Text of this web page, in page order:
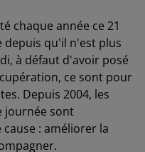
chaque année ce 21
depuis qu'il n'est plus
à défaut d'avoir posé
ce sont pour
Depuis 2004, les
journée sont
: améliorer la